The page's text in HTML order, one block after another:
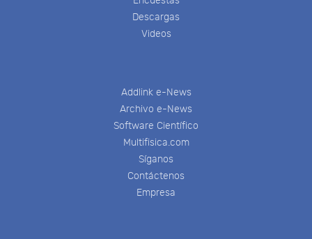
Descargas
Videos
Addlink e-News
Archivo e-News
Software Científico
Multifisica.com
Síganos
Contáctenos
Empresa